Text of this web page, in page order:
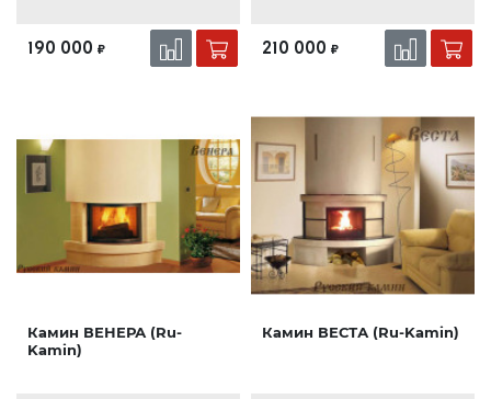
190 000 ₽ 210 000 ₽
Камин ВЕНЕРА (Ru-
Kamin)
Камин ВЕСТА (Ru-Kamin)